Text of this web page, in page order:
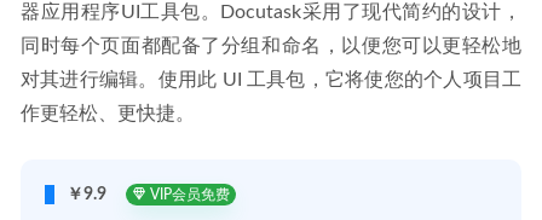
器应用程序UI工具包。Docutask采用了现代简约的设计，
同时每个页面都配备了分组和命名，以便您可以更轻松地
对其进行编辑。使用此 UI 工具包，它将使您的个人项目工
作更轻松、更快捷。
￥9.9 VIP会员免费